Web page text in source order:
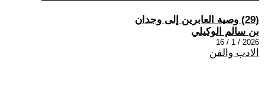
(29) وصية العابرين إلى وجدان
بن سالم الوكيلي
2026 / 1 / 16
الادب والفن